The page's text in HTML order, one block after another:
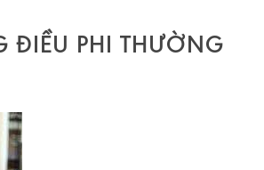
ĐIỀU PHI THƯỜNG